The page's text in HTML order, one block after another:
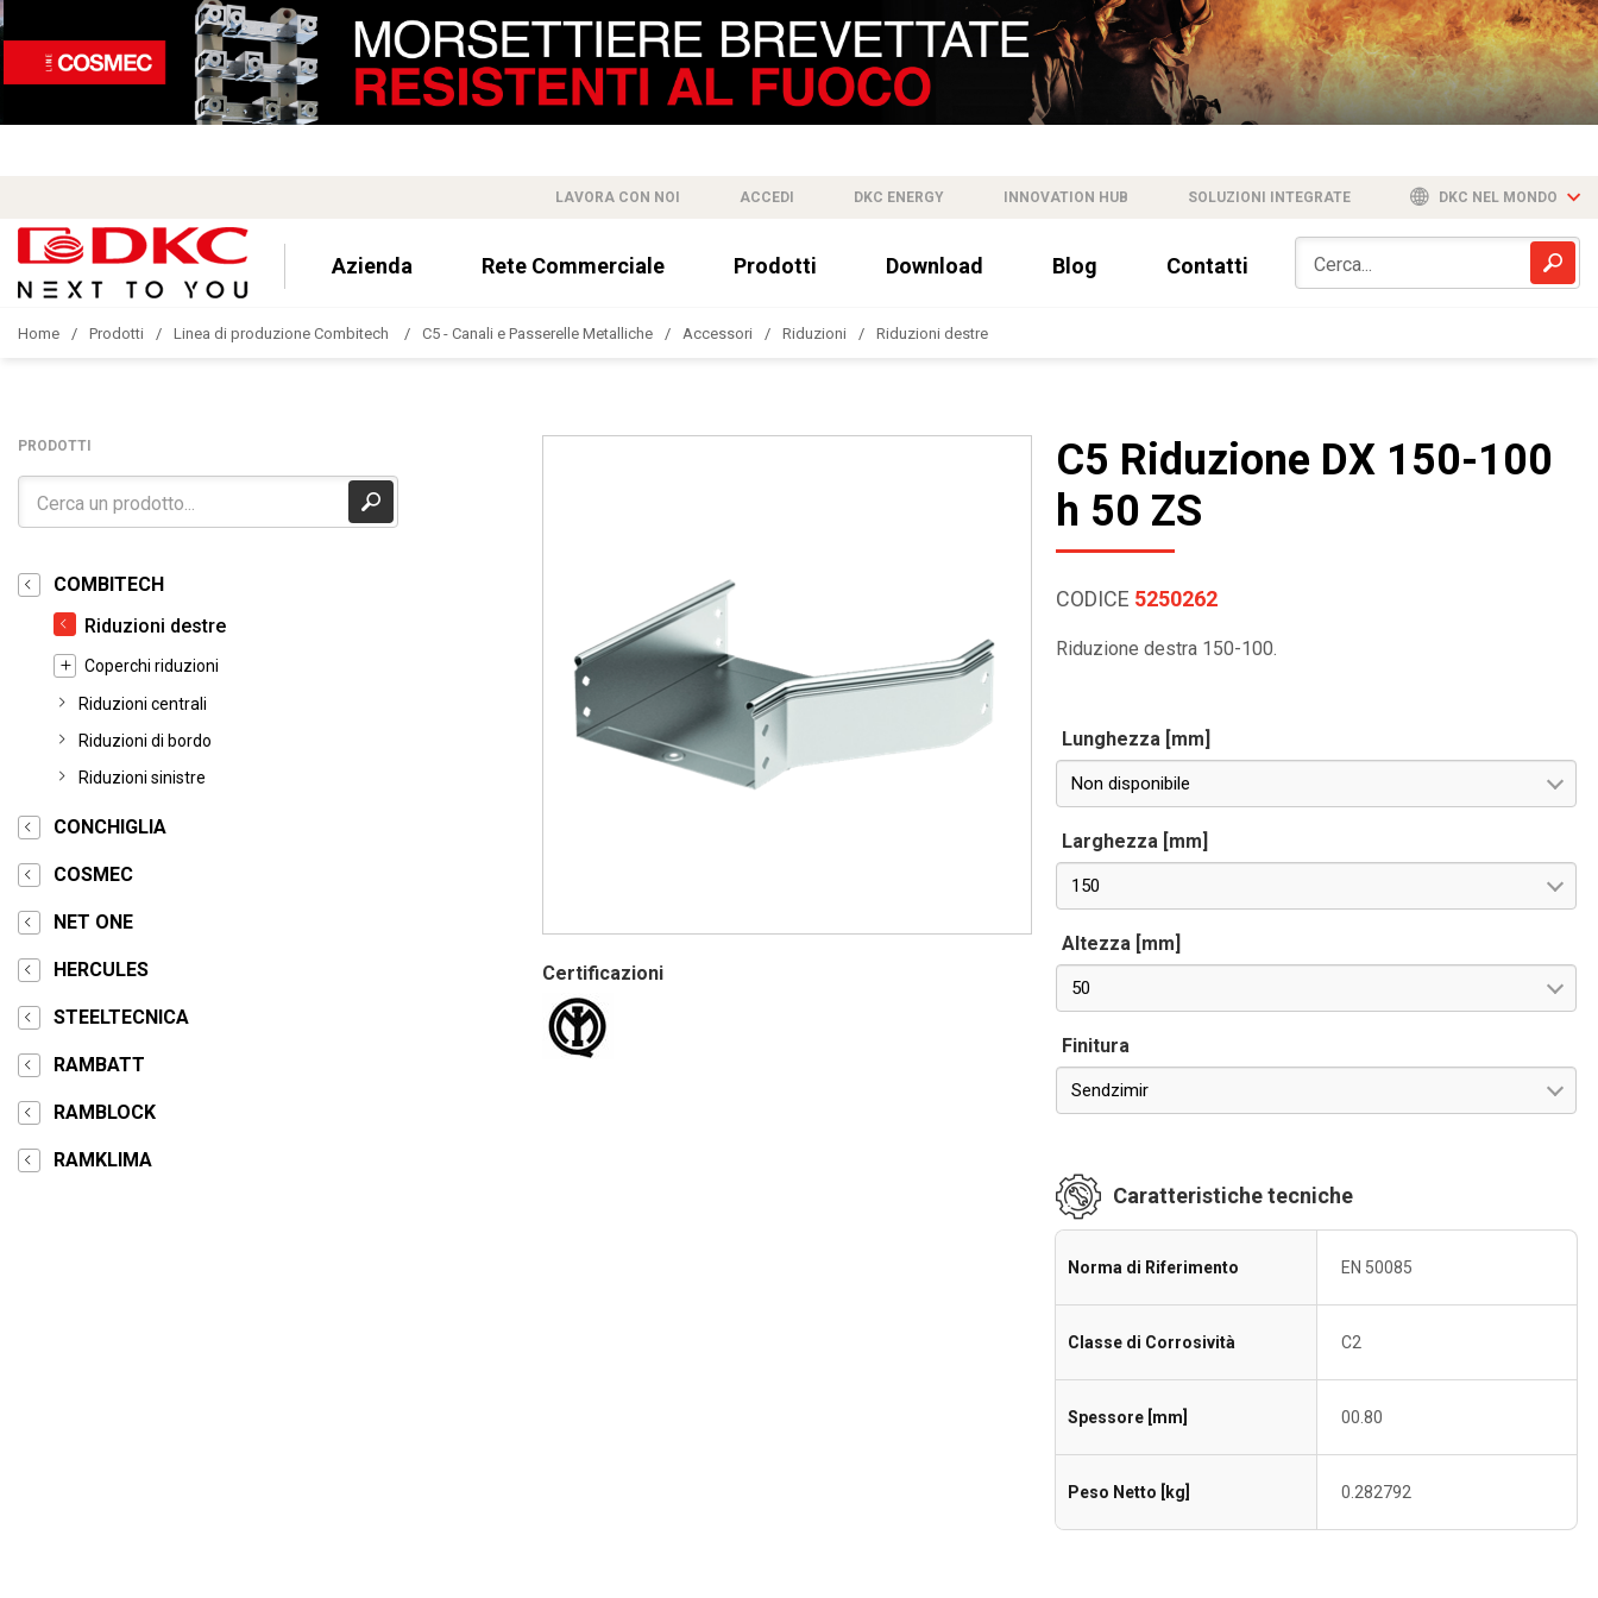
LAVORA CON NOI ACCEDI DKC ENERGY INNOVATION HUB SOLUZIONI INTEGRATE DKC NEL MONDO
Azienda Rete Commerciale Prodotti Download Blog Contatti
Home Prodotti Linea di produzione Combitech C5 - Canali e Passerelle Metalliche Accessori Riduzioni Riduzioni destre
PRODOTTI
COMBITECH
Riduzioni destre
Coperchi riduzioni
Riduzioni centrali
Riduzioni di bordo
Riduzioni sinistre
CONCHIGLIA
COSMEC
NET ONE
HERCULES
STEELTECNICA
RAMBATT
RAMBLOCK
RAMKLIMA
Certificazioni
C5 Riduzione DX 150-100
h 50 ZS
CODICE 5250262
Riduzione destra 150-100.
Lunghezza [mm]
Non disponibile
Larghezza [mm]
150
Altezza [mm]
50
Finitura
Sendzimir
Caratteristiche tecniche
Norma di Riferimento EN 50085
Classe di Corrosività C2
Spessore [mm] 00.80
Peso Netto [kg] 0.282792